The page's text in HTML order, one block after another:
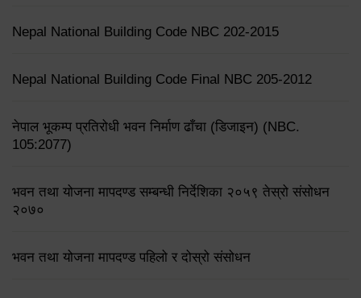
Nepal National Building Code NBC 202-2015
Nepal National Building Code Final NBC 205-2012
नेपाल भूकम्प प्रतिरोधी भवन निर्माण ढाँचा (डिजाइन) (NBC.
105:2077)
भवन तथा योजना मापदण्ड सम्बन्धी निर्देशिका २०५९ तेस्रो संसोधन
२०७०
भवन तथा योजना मापदण्ड पहिलो र दोस्रो संसोधन